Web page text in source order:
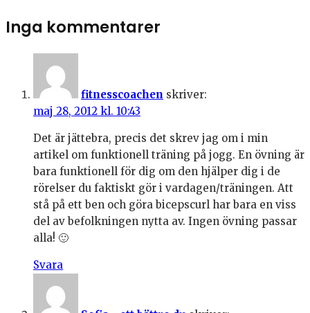
Inga kommentarer
fitnesscoachen skriver:
maj 28, 2012 kl. 10:43
Det är jättebra, precis det skrev jag om i min
artikel om funktionell träning på jogg. En övning är
bara funktionell för dig om den hjälper dig i de
rörelser du faktiskt gör i vardagen/träningen. Att
stå på ett ben och göra bicepscurl har bara en viss
del av befolkningen nytta av. Ingen övning passar
alla! 🙂
Svara